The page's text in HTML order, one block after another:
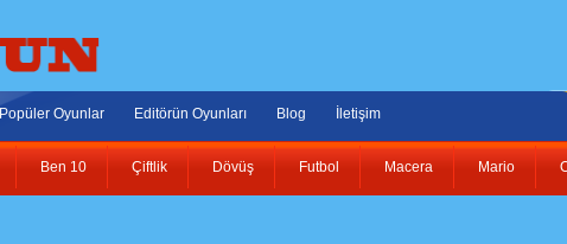
Popüler Oyunlar Editörün Oyunları Blog İletişim
Ben 10 Çiftlik Dövüş Futbol Macera Mario